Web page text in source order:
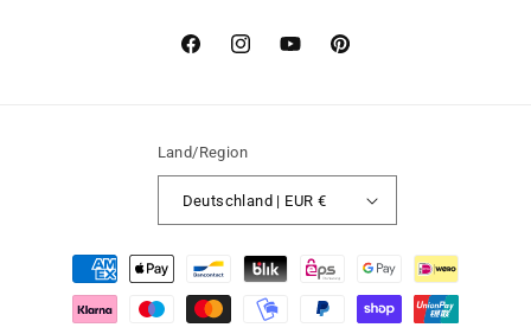
FacebookInstagramYouTubePinterest
Land/Region
Deutschland | EUR €
Zahlungsmethoden